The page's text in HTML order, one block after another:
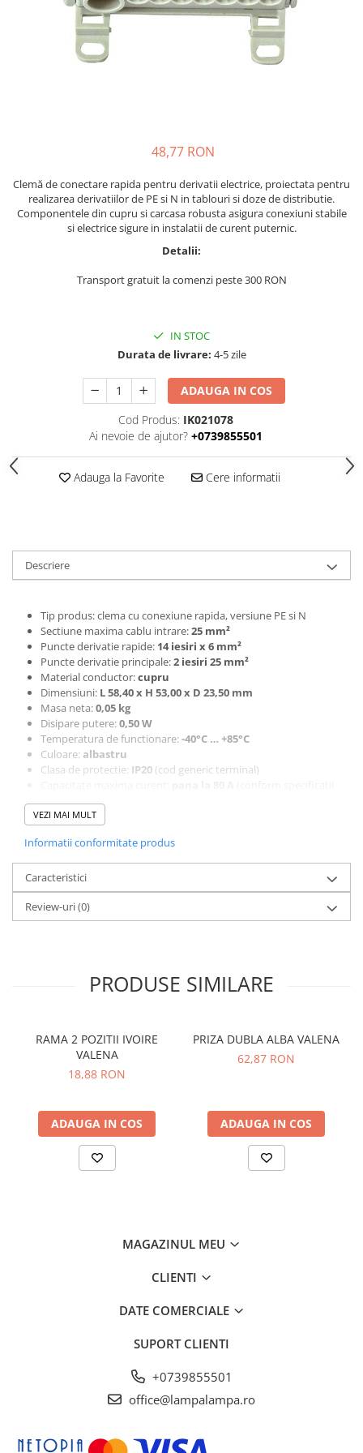
48,77 RON
Clemă de conectare rapida pentru derivatii electrice, proiectata pentru
realizarea derivatiilor de PE si N in tablouri si doze de distributie.
Componentele din cupru si carcasa robusta asigura conexiuni stabile
si electrice sigure in instalatii de curent puternic.
Detalii:
Transport gratuit la comenzi peste 300 RON
IN STOC
Durata de livrare: 4-5 zile
ADAUGA IN COS
Cod Produs: IK021078
Ai nevoie de ajutor? +0739855501
Adauga la Favorite Cere informatii
Descriere
Tip produs: clema cu conexiune rapida, versiune PE si N
Sectiune maxima cablu intrare:25 mm²
Puncte derivatie rapide: 14 iesiri x 6 mm²
Puncte derivatie principale:2 iesiri 25 mm²
Material conductor:cupru
Dimensiuni: L 58,40 x H 53,00 x D 23,50 mm
Masa neta:0,05 kg
Disipare putere:0,50 W
Temperatura de functionare:-40°C … +85°C
Culoare: albastru
Clasa de protectie: IP20 (cod generic terminal)
tehnice terminale tip similar)
Aplicatii recomandate:
Derivatii pentru protectia si nul in instalatii de curent
Proiecte electrice industriale si rezidentiale
VEZI MAI MULT
Informatii conformitate produs
Caracteristici
Review-uri(0)
PRODUSE SIMILARE
RAMA 2 POZITII IVOIRE
VALENA
18,88 RON
ADAUGA IN COS
PRIZA DUBLA ALBA VALENA
62,87 RON
ADAUGA IN COS
MAGAZINUL MEU
CLIENTI
DATE COMERCIALE
SUPORT CLIENTI
+0739855501
office@lampalampa.ro